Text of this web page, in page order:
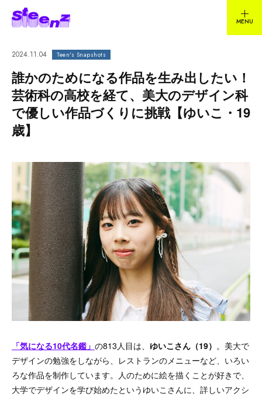
2024.11.04 Teen's Snapshots
誰かのためになる作品を生み出したい！
芸術科の高校を経て、美大のデザイン科
で優しい作品づくりに挑戦【ゆいこ・19
歳】
「気になる10代名鑑」 の813人目は、 ゆいこさん（19） 。美大で
デザインの勉強をしながら、レストランのメニューなど、いろい
ろな作品を制作しています。人のために絵を描くことが好きで、
大学でデザインを学び始めたというゆいこさんに、詳しいアクシ